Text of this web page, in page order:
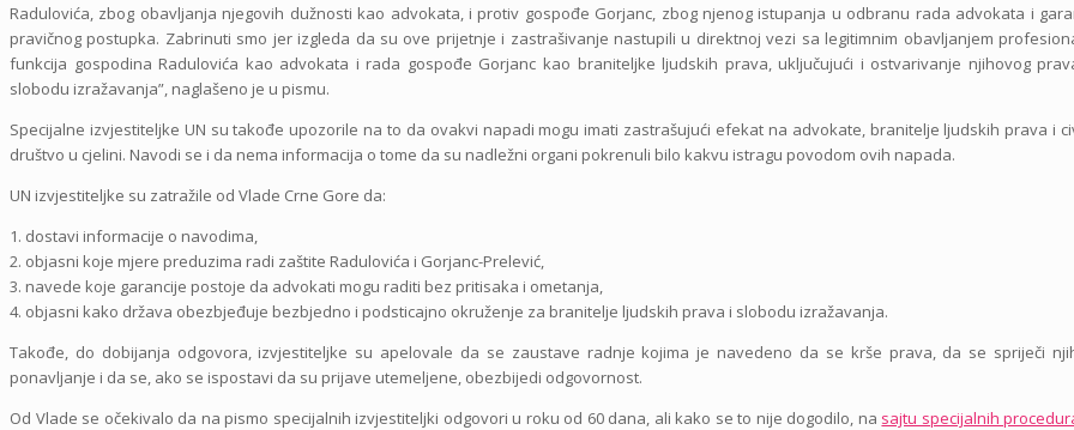
Radulovića, zbog obavljanja njegovih dužnosti kao advokata, i protiv gospođe Gorjanc, zbog njenog istupanja u odbranu rada advokata i
pravičnog postupka. Zabrinuti smo jer izgleda da su ove prijetnje i zastrašivanje nastupili u direktnoj vezi sa legitimnim obavljanjem
funkcija gospodina Radulovića kao advokata i rada gospođe Gorjanc kao braniteljke ljudskih prava, uključujući i ostvarivanje njihovog
slobodu izražavanja”, naglašeno je u pismu.
Specijalne izvjestiteljke UN su takođe upozorile na to da ovakvi napadi mogu imati zastrašujući efekat na advokate, branitelje ljudskih prava i
društvo u cjelini. Navodi se i da nema informacija o tome da su nadležni organi pokrenuli bilo kakvu istragu povodom ovih napada.
UN izvjestiteljke su zatražile od Vlade Crne Gore da:
1. dostavi informacije o navodima,
2. objasni koje mjere preduzima radi zaštite Radulovića i Gorjanc-Prelević,
3. navede koje garancije postoje da advokati mogu raditi bez pritisaka i ometanja,
4. objasni kako država obezbjeđuje bezbjedno i podsticajno okruženje za branitelje ljudskih prava i slobodu izražavanja.
Takođe, do dobijanja odgovora, izvjestiteljke su apelovale da se zaustave radnje kojima je navedeno da se krše prava, da se spriječi
ponavljanje i da se, ako se ispostavi da su prijave utemeljene, obezbijedi odgovornost.
Od Vlade se očekivalo da na pismo specijalnih izvjestiteljki odgovori u roku od 60 dana, ali kako se to nije dogodilo, na sajtu specijalnih